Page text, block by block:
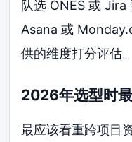
队选 ONES 或 Jira
Asana 或
供的维度打分评估。
2026年选型时
最应该看重跨项目